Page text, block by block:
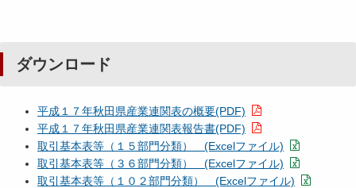
ダウンロード
平成１７年秋田県産業連関表の概要(PDF)
平成１７年秋田県産業連関表報告書(PDF)
取引基本表等（１５部門分類） (Excelファイル)
取引基本表等（３６部門分類） (Excelファイル)
取引基本表等（１０２部門分類） (Excelファイル)